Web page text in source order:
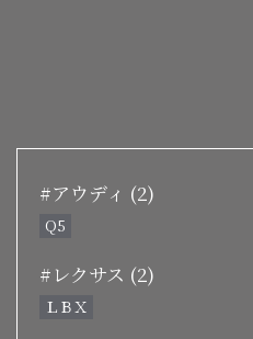
#アウディ (2)
Q5
#レクサス (2)
ＬＢＸ